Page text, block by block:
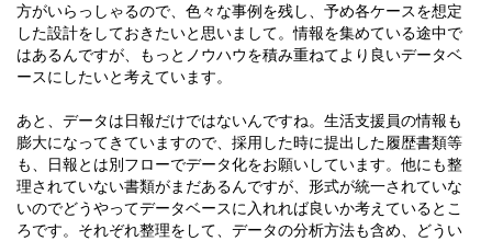
方がいらっしゃるので、色々な事例を残し、予め各ケースを想定
した設計をしておきたいと思いまして。情報を集めている途中で
はあるんですが、もっとノウハウを積み重ねてより良いデータベ
ースにしたいと考えています。
あと、データは日報だけではないんですね。生活支援員の情報も
膨大になってきていますので、採用した時に提出した履歴書類等
も、日報とは別フローでデータ化をお願いしています。他にも整
理されていない書類がまだあるんですが、形式が統一されていな
いのでどうやってデータベースに入れれば良いか考えているとこ
ろです。それぞれ整理をして、データの分析方法も含め、どうい